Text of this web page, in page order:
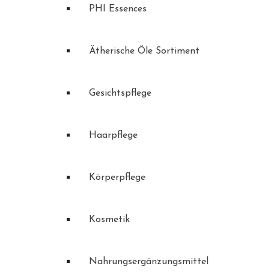
PHI Essences
Ätherische Öle Sortiment
Gesichtspflege
Haarpflege
Körperpflege
Kosmetik
Nahrungsergänzungsmittel